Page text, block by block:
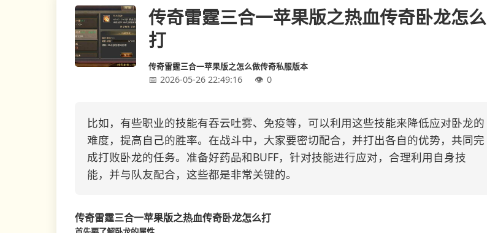
传奇雷霆三合一苹果版之热血传奇卧龙怎么
打
传奇雷霆三合一苹果版之怎么做传奇私服版本
2026-05-26 22:49:16 0
比如，有些职业的技能有吞云吐雾、免疫等，可以利用这些技能来降低应对卧龙的
难度，提高自己的胜率。在战斗中，大家要密切配合，并打出各自的优势，共同完
成打败卧龙的任务。准备好药品和BUFF，针对技能进行应对，合理利用自身技
能，并与队友配合，这些都是非常关键的。
传奇雷霆三合一苹果版之热血传奇卧龙怎么打